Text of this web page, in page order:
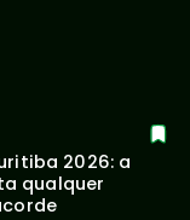
2026: a
qualquer